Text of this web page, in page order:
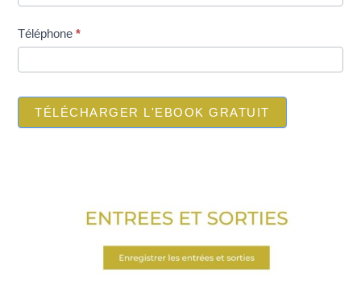
Téléphone*
TÉLÉCHARGER L'EBOOK GRATUIT